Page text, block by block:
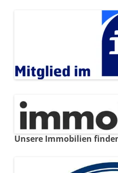
Unsere Immobilien